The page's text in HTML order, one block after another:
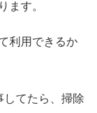
ます。
利用できるか
してたら、掃除